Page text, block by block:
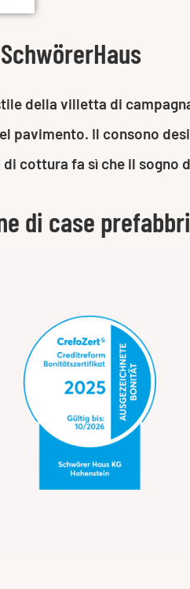
della villetta di
pavimento. Il consono
di cottura fa sì che il
di case